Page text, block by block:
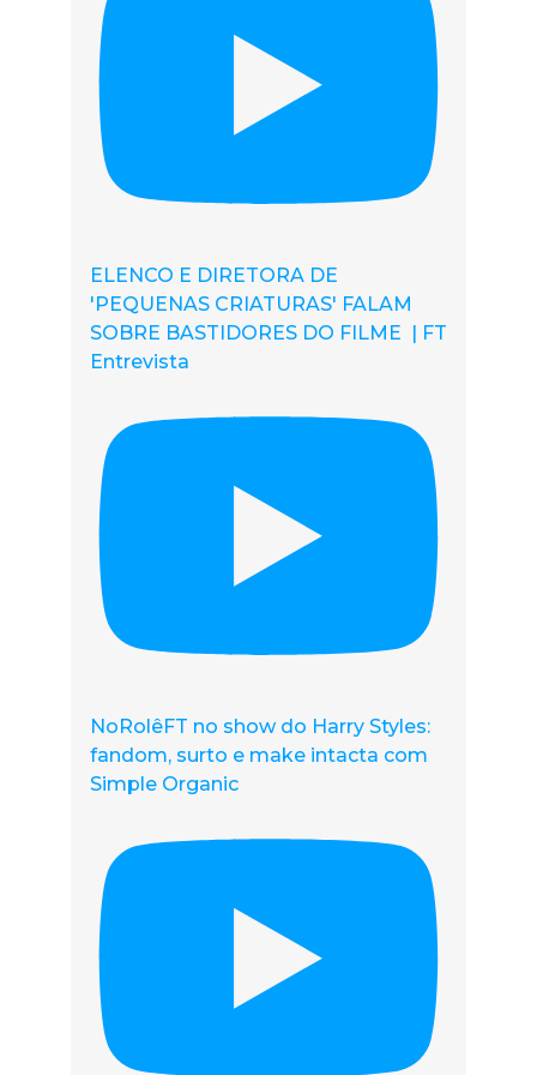
ELENCO E DIRETORA DE
'PEQUENAS CRIATURAS' FALAM
SOBRE BASTIDORES DO FILME | FT
Entrevista
NoRolêFT no show do Harry Styles:
fandom, surto e make intacta com
Simple Organic